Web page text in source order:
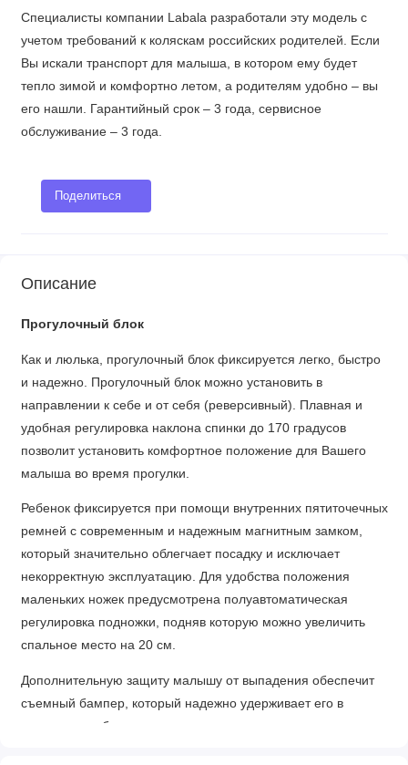
Специалисты компании Labala разработали эту модель с
учетом требований к коляскам российских родителей. Если
Вы искали транспорт для малыша, в котором ему будет
тепло зимой и комфортно летом, а родителям удобно – вы
его нашли. Гарантийный срок – 3 года, сервисное
обслуживание – 3 года.
Поделиться
Описание
Прогулочный блок
Как и люлька, прогулочный блок фиксируется легко, быстро
и надежно. Прогулочный блок можно установить в
направлении к себе и от себя (реверсивный). Плавная и
удобная регулировка наклона спинки до 170 градусов
позволит установить комфортное положение для Вашего
малыша во время прогулки.
Ребенок фиксируется при помощи внутренних пятиточечных
ремней с современным и надежным магнитным замком,
который значительно облегчает посадку и исключает
некорректную эксплуатацию. Для удобства положения
маленьких ножек предусмотрена полуавтоматическая
регулировка подножки, подняв которую можно увеличить
спальное место на 20 см.
Дополнительную защиту малышу от выпадения обеспечит
съемный бампер, который надежно удерживает его в
прогулочном блоке, исключая возможность